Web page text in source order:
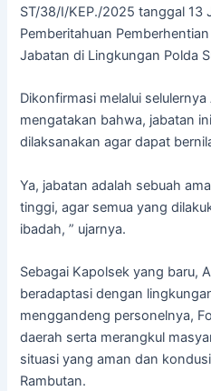
ST/38/I/KEP./2025 tanggal 13
Pemberitahuan
Jabatan di Lingkungan Polda
Dikonfirmasi melalui selulernya
mengatakan bahwa, jabatan
dilaksanakan agar dapat
Ya, jabatan adalah sebuah
tinggi, agar semua yang
ibadah, ” ujarnya.
Sebagai Kapolsek yang baru,
beradaptasi dengan
menggandeng personelnya,
daerah serta merangkul
situasi yang aman dan
Rambutan.